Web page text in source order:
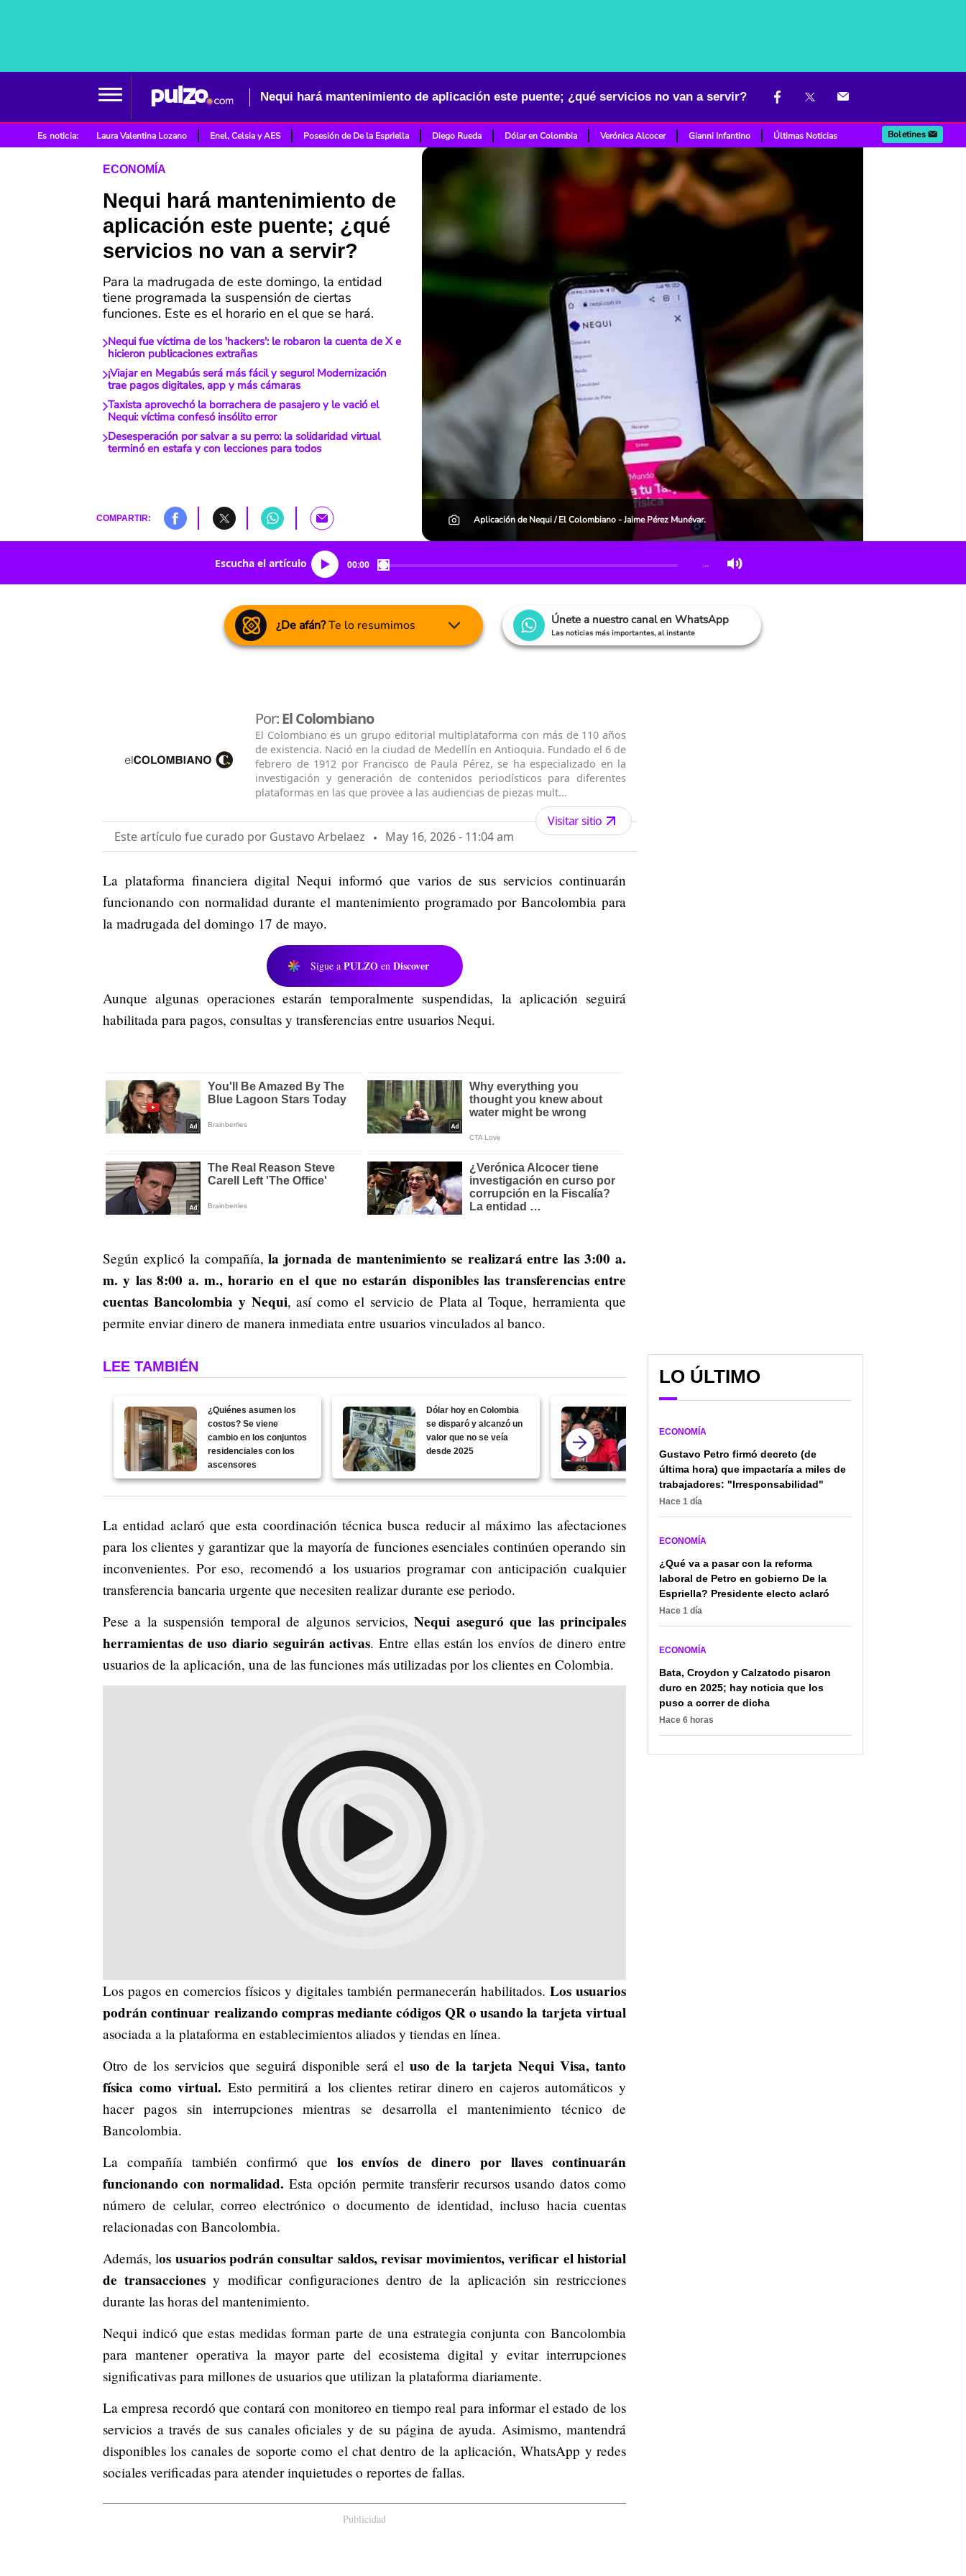
Nequi hará mantenimiento de aplicación este puente; ¿qué servicios no van a servir?
Es noticia: Laura Valentina Lozano Enel, Celsia y AES Posesión de De la Espriella Diego Rueda Dólar en Colombia Verónica Alcocer Gianni Infantino Últimas Noticias Boletines
ECONOMÍA
Nequi hará mantenimiento de
aplicación este puente; ¿qué
servicios no van a servir?
Para la madrugada de este domingo, la entidad
tiene programada la suspensión de ciertas
funciones. Este es el horario en el que se hará.
Nequi fue víctima de los 'hackers': le robaron la cuenta de X e
hicieron publicaciones extrañas
¡Viajar en Megabús será más fácil y seguro! Modernización
trae pagos digitales, app y más cámaras
Taxista aprovechó la borrachera de pasajero y le vació el
Nequi: víctima confesó insólito error
Desesperación por salvar a su perro: la solidaridad virtual
terminó en estafa y con lecciones para todos
COMPARTIR: Aplicación de Nequi / El Colombiano - Jaime Pérez Munévar.
Escucha el artículo 00:00 …
¿De afán?Te lo resumimos Únete a nuestro canal en WhatsApp
Las noticias más importantes, al instante
Por:El Colombiano
El Colombiano es un grupo editorial multiplataforma con más de 110 años
de existencia. Nació en la ciudad de Medellín en Antioquia. Fundado el 6 de
febrero de 1912 por Francisco de Paula Pérez, se ha especializado en la
investigación y generación de contenidos periodísticos para diferentes
plataformas en las que provee a las audiencias de piezas mult...
Este artículo fue curado por Gustavo Arbelaez May 16, 2026 - 11:04 am
Visitar sitio
La plataforma financiera digital Nequi informó que varios de sus servicios continuarán
funcionando con normalidad durante el mantenimiento programado por Bancolombia para
la madrugada del domingo 17 de mayo.
Sigue a PULZO en Discover
Aunque algunas operaciones estarán temporalmente suspendidas, la aplicación seguirá
habilitada para pagos, consultas y transferencias entre usuarios Nequi.
Según explicó la compañía, la jornada de mantenimiento se realizará entre las 3:00 a.
m. y las 8:00 a. m., horario en el que no estarán disponibles las transferencias entre
cuentas Bancolombia y Nequi, así como el servicio de Plata al Toque, herramienta que
permite enviar dinero de manera inmediata entre usuarios vinculados al banco.
LEE TAMBIÉN
¿Quiénes asumen los
costos? Se viene
cambio en los conjuntos
residenciales con los
ascensores
Dólar hoy en Colombia
se disparó y alcanzó un
valor que no se veía
desde 2025
contra empresas a las
que acusa fuertemente
La entidad aclaró que esta coordinación técnica busca reducir al máximo las afectaciones
para los clientes y garantizar que la mayoría de funciones esenciales continúen operando sin
inconvenientes. Por eso, recomendó a los usuarios programar con anticipación cualquier
transferencia bancaria urgente que necesiten realizar durante ese periodo.
Pese a la suspensión temporal de algunos servicios,Nequi aseguró que las principales
herramientas de uso diario seguirán activas. Entre ellas están los envíos de dinero entre
usuarios de la aplicación, una de las funciones más utilizadas por los clientes en Colombia.
Los pagos en comercios físicos y digitales también permanecerán habilitados. Los usuarios
podrán continuar realizando compras mediante códigos QR o usando la tarjeta virtual
asociada a la plataforma en establecimientos aliados y tiendas en línea.
Otro de los servicios que seguirá disponible será el uso de la tarjeta Nequi Visa, tanto
física como virtual. Esto permitirá a los clientes retirar dinero en cajeros automáticos y
hacer pagos sin interrupciones mientras se desarrolla el mantenimiento técnico de
Bancolombia.
La compañía también confirmó que los envíos de dinero por llaves continuarán
funcionando con normalidad. Esta opción permite transferir recursos usando datos como
número de celular, correo electrónico o documento de identidad, incluso hacia cuentas
relacionadas con Bancolombia.
Además, los usuarios podrán consultar saldos, revisar movimientos, verificar el historial
de transacciones y modificar configuraciones dentro de la aplicación sin restricciones
durante las horas del mantenimiento.
Nequi indicó que estas medidas forman parte de una estrategia conjunta con Bancolombia
para mantener operativa la mayor parte del ecosistema digital y evitar interrupciones
significativas para millones de usuarios que utilizan la plataforma diariamente.
La empresa recordó que contará con monitoreo en tiempo real para informar el estado de los
servicios a través de sus canales oficiales y de su página de ayuda. Asimismo, mantendrá
disponibles los canales de soporte como el chat dentro de la aplicación, WhatsApp y redes
sociales verificadas para atender inquietudes o reportes de fallas.
Publicidad
LO ÚLTIMO
ECONOMÍA
Gustavo Petro firmó decreto (de
última hora) que impactaría a miles de
trabajadores: "Irresponsabilidad"
Hace 1 día
ECONOMÍA
¿Qué va a pasar con la reforma
laboral de Petro en gobierno De la
Espriella? Presidente electo aclaró
Hace 1 día
ECONOMÍA
Bata, Croydon y Calzatodo pisaron
duro en 2025; hay noticia que los
puso a correr de dicha
Hace 6 horas